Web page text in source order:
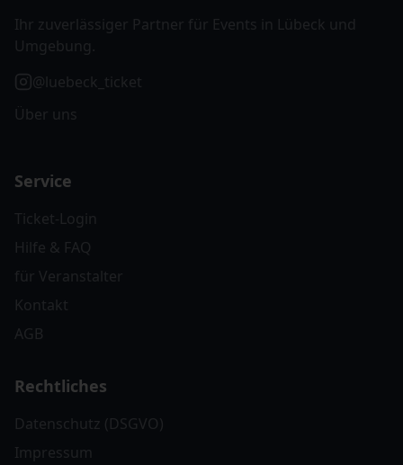
Ihr zuverlässiger Partner für Events in Lübeck und
Umgebung.
@luebeck_ticket
Über uns
Service
Ticket-Login
Hilfe & FAQ
für Veranstalter
Kontakt
AGB
Rechtliches
Datenschutz (DSGVO)
Impressum